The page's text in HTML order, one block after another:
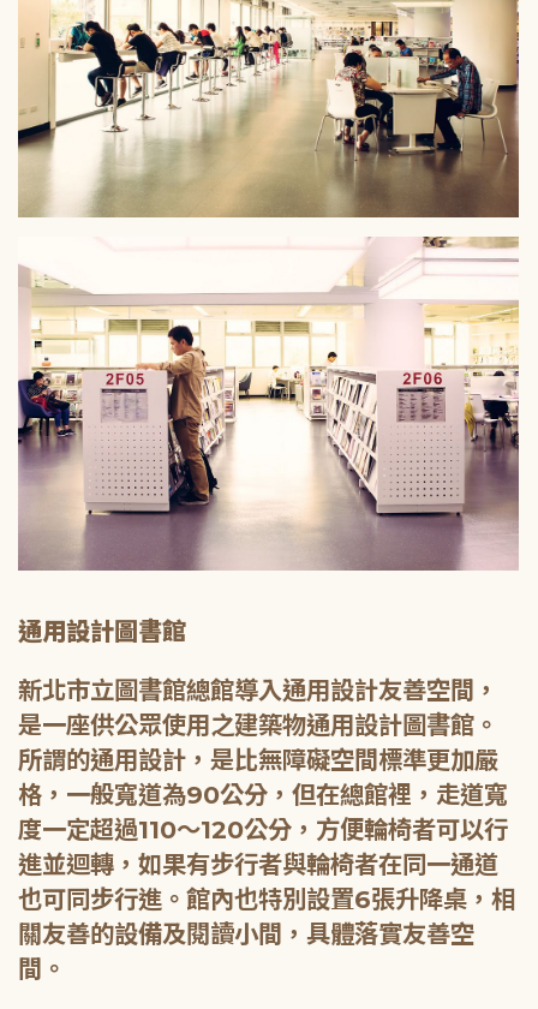
通用設計圖書館
新北市立圖書館總館導入通用設計友善空間，
是一座供公眾使用之建築物通用設計圖書館。
所謂的通用設計，是比無障礙空間標準更加嚴
格，一般寬道為90公分，但在總館裡，走道寬
度一定超過110～120公分，方便輪椅者可以行
進並迴轉，如果有步行者與輪椅者在同一通道
也可同步行進。館內也特別設置6張升降桌，相
關友善的設備及閱讀小間，具體落實友善空
間。